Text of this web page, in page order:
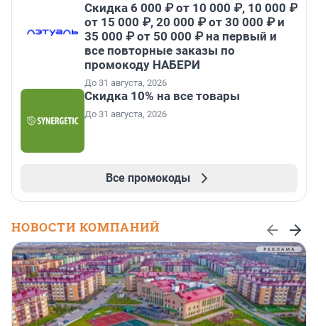
Скидка 6 000 ₽ от 10 000 ₽, 10 000 ₽
от 15 000 ₽, 20 000 ₽ от 30 000 ₽ и
35 000 ₽ от 50 000 ₽ на первый и
все повторные заказы по
промокоду НАБЕРИ
До 31 августа, 2026
Скидка 10% на все товары
До 31 августа, 2026
Все промокоды
НОВОСТИ КОМПАНИЙ